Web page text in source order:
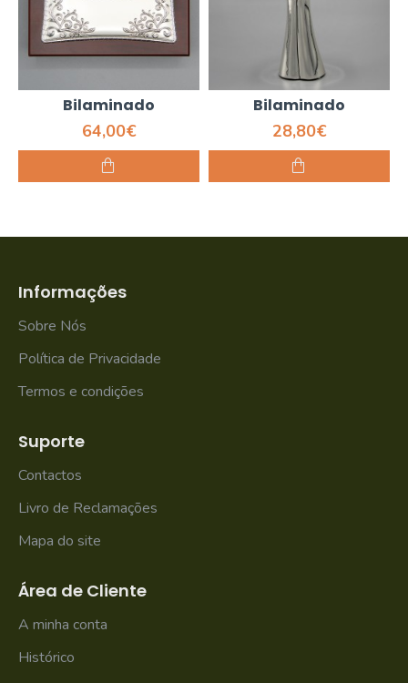
Bilaminado
64,00€
Bilaminado
28,80€
Informações
Sobre Nós
Política de Privacidade
Termos e condições
Suporte
Contactos
Livro de Reclamações
Mapa do site
Área de Cliente
A minha conta
Histórico